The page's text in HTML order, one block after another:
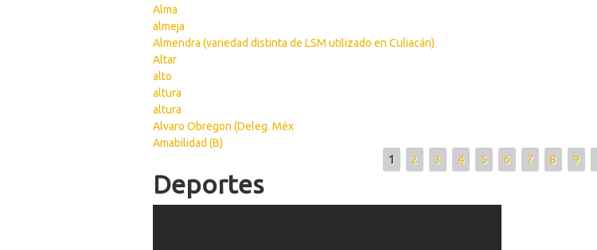
Alma
almeja
Almendra (variedad distinta de LSM utilizado en Culiacán)
Altar
alto
altura
altura
Alvaro Obregon (Deleg. Méx
Amabilidad (B)
1 2 3 4 5 6 7 8 9
Deportes